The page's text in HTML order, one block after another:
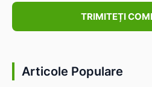
Articole Populare